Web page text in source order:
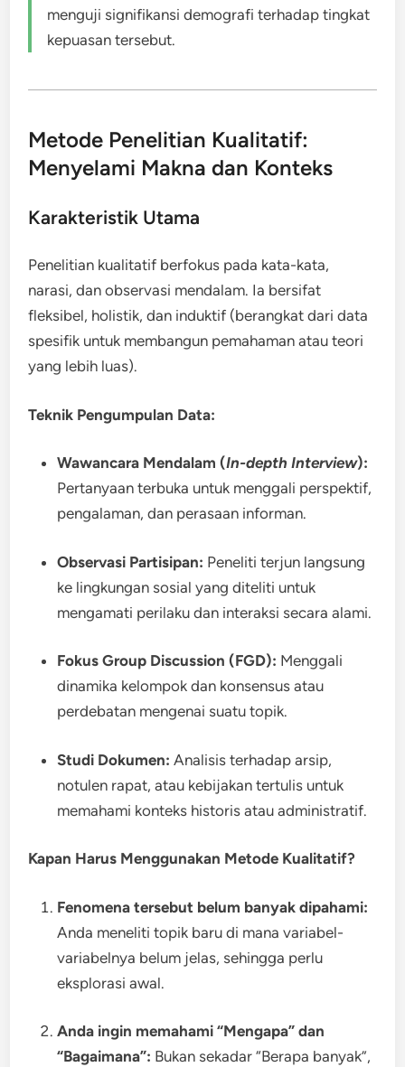
menguji signifikansi demografi terhadap tingkat
kepuasan tersebut.
Metode Penelitian Kualitatif:
Menyelami Makna dan Konteks
Karakteristik Utama
Penelitian kualitatif berfokus pada kata-kata,
narasi, dan observasi mendalam. Ia bersifat
fleksibel, holistik, dan induktif (berangkat dari data
spesifik untuk membangun pemahaman atau teori
yang lebih luas).
Teknik Pengumpulan Data:
Wawancara Mendalam (In-depth Interview):
Pertanyaan terbuka untuk menggali perspektif,
pengalaman, dan perasaan informan.
Observasi Partisipan: Peneliti terjun langsung
ke lingkungan sosial yang diteliti untuk
mengamati perilaku dan interaksi secara alami.
Fokus Group Discussion (FGD): Menggali
dinamika kelompok dan konsensus atau
perdebatan mengenai suatu topik.
Studi Dokumen: Analisis terhadap arsip,
notulen rapat, atau kebijakan tertulis untuk
memahami konteks historis atau administratif.
Kapan Harus Menggunakan Metode Kualitatif?
Fenomena tersebut belum banyak dipahami:
Anda meneliti topik baru di mana variabel-
variabelnya belum jelas, sehingga perlu
eksplorasi awal.
Anda ingin memahami “Mengapa” dan
“Bagaimana”: Bukan sekadar “Berapa banyak”,